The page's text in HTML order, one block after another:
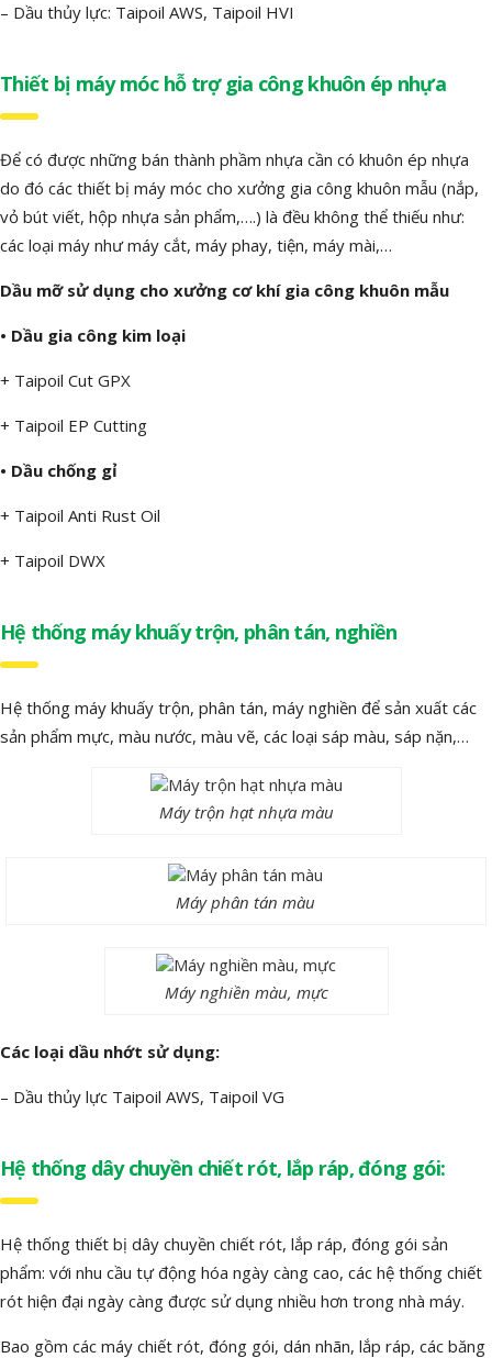
– Dầu thủy lực: Taipoil AWS, Taipoil HVI
Thiết bị máy móc hỗ trợ gia công khuôn ép nhựa
Để có được những bán thành phầm nhựa cần có khuôn ép nhựa
do đó các thiết bị máy móc cho xưởng gia công khuôn mẫu (nắp,
vỏ bút viết, hộp nhựa sản phẩm,….) là đều không thể thiếu như:
các loại máy như máy cắt, máy phay, tiện, máy mài,…
Dầu mỡ sử dụng cho xưởng cơ khí gia công khuôn mẫu
• Dầu gia công kim loại
+ Taipoil Cut GPX
+ Taipoil EP Cutting
• Dầu chống gỉ
+ Taipoil Anti Rust Oil
+ Taipoil DWX
Hệ thống máy khuấy trộn, phân tán, nghiền
Hệ thống máy khuấy trộn, phân tán, máy nghiền để sản xuất các
sản phẩm mực, màu nước, màu vẽ, các loại sáp màu, sáp nặn,…
Máy trộn hạt nhựa màu
Máy phân tán màu
Máy nghiền màu, mực
Các loại dầu nhớt sử dụng:
– Dầu thủy lực Taipoil AWS, Taipoil VG
Hệ thống dây chuyền chiết rót, lắp ráp, đóng gói:
Hệ thống thiết bị dây chuyền chiết rót, lắp ráp, đóng gói sản
phẩm: với nhu cầu tự động hóa ngày càng cao, các hệ thống chiết
rót hiện đại ngày càng được sử dụng nhiều hơn trong nhà máy.
Bao gồm các máy chiết rót, đóng gói, dán nhãn, lắp ráp, các băng